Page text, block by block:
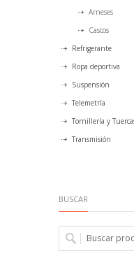
Arneses
Cascos
Refrigerante
Ropa deportiva
Suspensión
Telemetría
Tornillería y
Transmisión
BUSCAR